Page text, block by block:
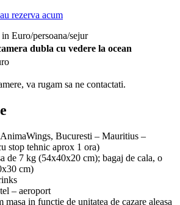
rezerva acum
Euro/persoana/sejur
dubla cu vedere la ocean
va rugam sa ne contactati.
Bucuresti – Mauritius –
stop tehnic aprox 1 ora)
de 7 kg (54x40x20 cm); bagaj de cala, o
cm)
– aeroport
masa in functie de unitatea de cazare aleasa